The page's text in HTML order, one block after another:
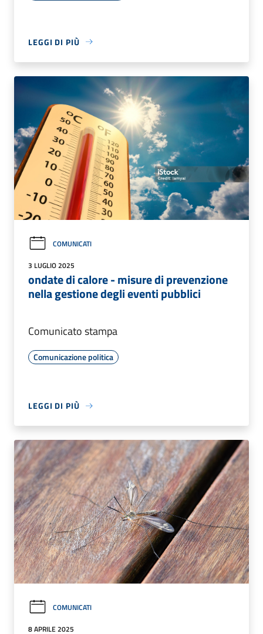
LEGGI DI PIÙ
COMUNICATI
3 LUGLIO 2025
ondate di calore - misure di prevenzione
nella gestione degli eventi pubblici
Comunicato stampa
Comunicazione politica
LEGGI DI PIÙ
COMUNICATI
8 APRILE 2025